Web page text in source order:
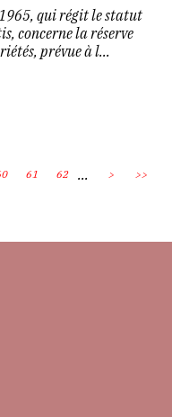
qui régit le statut
concerne la réserve
prévue à l...
61 62 ... > >>